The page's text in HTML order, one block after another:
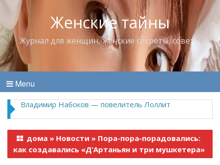
Женские тайны
Журнал для женщин, женские секреты, советы
Menu
Владимир Набоков — повелитель Лоллит
дома » Новости » Пора-пора-порадовались:
как создавались «Д’Артаньян и три мушкетера»